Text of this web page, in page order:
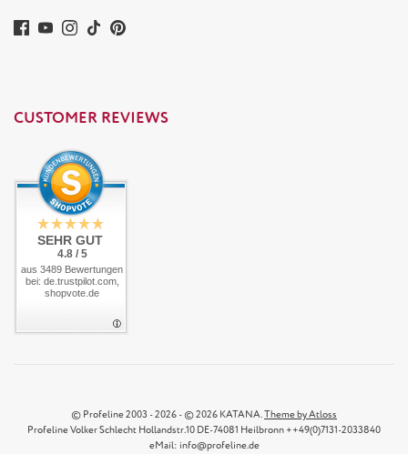
CUSTOMER REVIEWS
SEHR GUT
4.8 / 5
aus 3489 Bewertungen
bei: de.trustpilot.com,
shopvote.de
© Profeline 2003 - 2026 - © 2026 KATANA.Theme by Atloss
Profeline Volker Schlecht Hollandstr.10 DE-74081 Heilbronn ++49(0)7131-2033840
eMail: info@profeline.de